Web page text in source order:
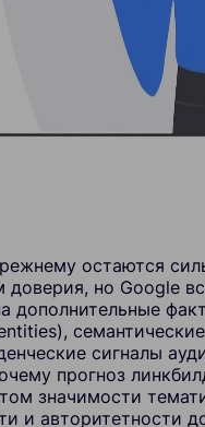
остаются
доверия, но Google
дополнительные
сигналы
прогноз
значимости
и авторитетности